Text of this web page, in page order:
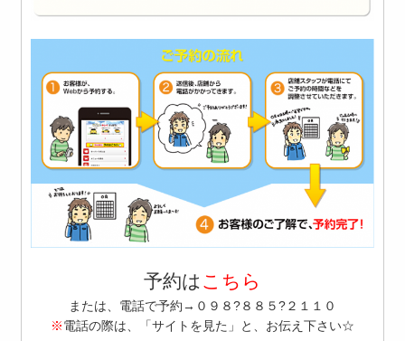
予約は こちら
または、電話で予約→０９８?８８５?２１１０
※電話の際は、「サイトを見た」と、お伝え下さい☆